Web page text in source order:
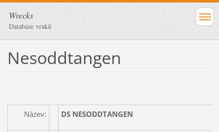
Wrecks
Databáze vraků
Nesoddtangen
Název: DS NESODDTANGEN